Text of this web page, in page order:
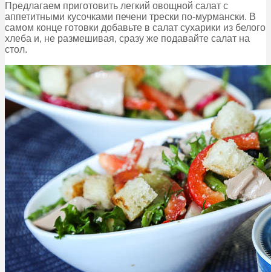
Предлагаем приготовить легкий овощной салат с
аппетитными кусочками печени трески по-мурмански. В
самом конце готовки добавьте в салат сухарики из белого
хлеба и, не размешивая, сразу же подавайте салат на
стол.